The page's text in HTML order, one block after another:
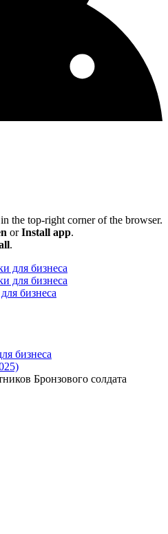
the top-right corner of the browser.
orInstall app.
.
бизнеса
бизнеса
Бронзового солдата